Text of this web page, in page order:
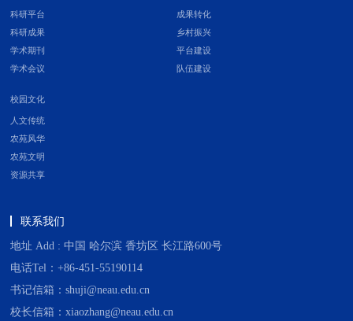
科研平台
科研成果
学术期刊
学术会议
成果转化
乡村振兴
平台建设
队伍建设
校园文化
人文传统
农苑风华
农苑文明
资源共享
联系我们
地址 Add : 中国 哈尔滨 香坊区 长江路600号
电话Tel：+86-451-55190114
书记信箱：shuji@neau.edu.cn
校长信箱：xiaozhang@neau.edu.cn